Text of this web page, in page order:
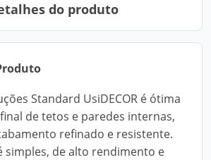
do produto
Standard UsiDECOR é ótima
de tetos e paredes internas,
refinado e resistente.
simples, de alto rendimento e